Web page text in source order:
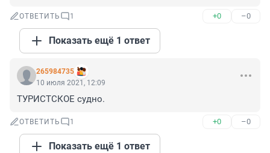
ОТВЕТИТЬ 1 +0 –0
Показать ещё 1 ответ
265984735
10 июля 2021, 12:09
ТУРИСТСКОЕ судно.
ОТВЕТИТЬ 1 +0 –0
Показать ещё 1 ответ